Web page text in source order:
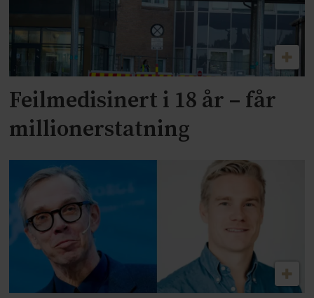
Feilmedisinert i 18 år – får
millionerstatning